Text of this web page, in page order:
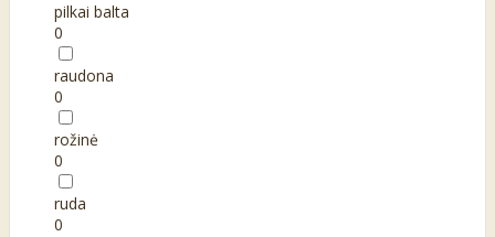
pilkai balta
0
raudona
0
rožinė
0
ruda
0